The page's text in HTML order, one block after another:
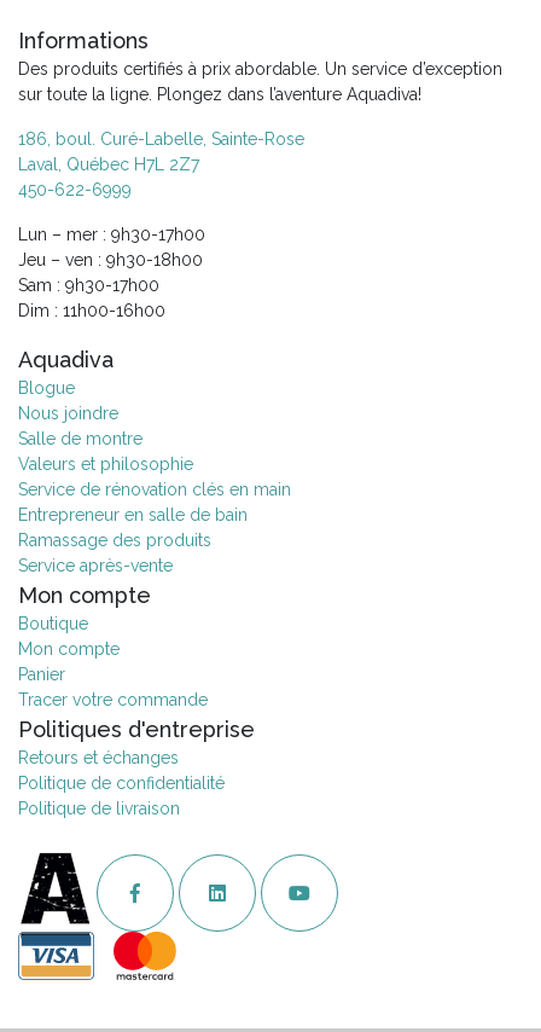
Informations
Des produits certifiés à prix abordable. Un service d’exception
sur toute la ligne. Plongez dans l’aventure Aquadiva!
186, boul. Curé-Labelle, Sainte-Rose
Laval, Québec H7L 2Z7
450-622-6999
Lun – mer : 9h30-17h00
Jeu – ven : 9h30-18h00
Sam : 9h30-17h00
Dim : 11h00-16h00
Aquadiva
Blogue
Nous joindre
Salle de montre
Valeurs et philosophie
Service de rénovation clés en main
Entrepreneur en salle de bain
Ramassage des produits
Service après-vente
Mon compte
Boutique
Mon compte
Panier
Tracer votre commande
Politiques d'entreprise
Retours et échanges
Politique de confidentialité
Politique de livraison